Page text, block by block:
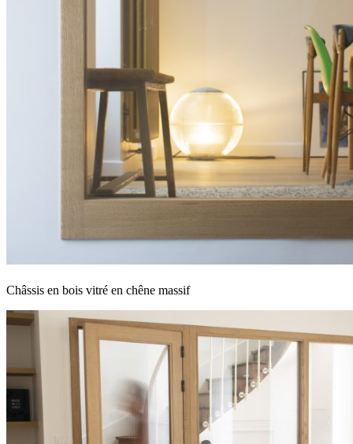
Châssis en bois vitré en chêne massif